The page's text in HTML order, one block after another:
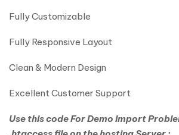
Fully Customizable
Fully Responsive Layout
Clean & Modern Design
Excellent Customer Support
Use this code For Demo Import